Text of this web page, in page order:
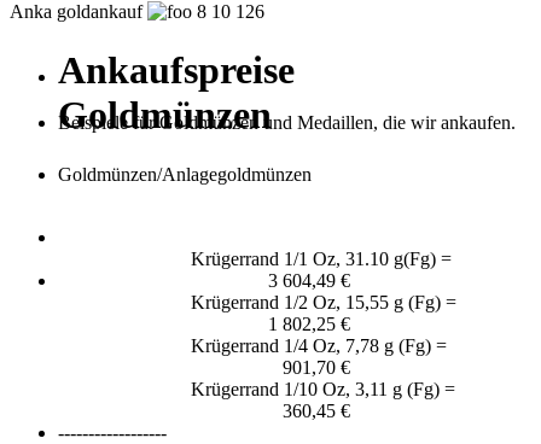
Anka goldankauf 8 10 126
Ankaufspreise
Goldmünzen
Goldmünzen/Anlagegoldmünzen
Beispiele für Goldmünzen und Medaillen, die wir ankaufen.
Krügerrand 1/1 Oz, 31.10 g(Fg) =
3 604,49 €
Krügerrand 1/2 Oz, 15,55 g (Fg) =
1 802,25 €
Krügerrand 1/4 Oz, 7,78 g (Fg) =
901,70 €
Krügerrand 1/10 Oz, 3,11 g (Fg) =
360,45 €
------------------